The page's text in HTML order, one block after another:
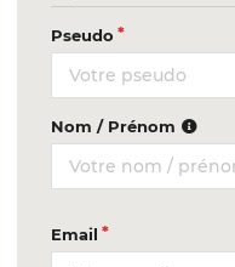
Pseudo
Nom / Prénom
Email